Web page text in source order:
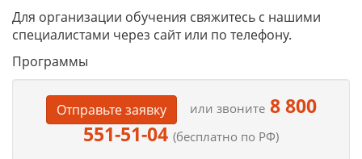
Для организации обучения свяжитесь с нашими
специалистами через сайт или по телефону.
Программы
Отправьте заявку или звоните8 800
551-51-04 (бесплатно по РФ)